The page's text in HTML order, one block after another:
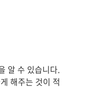
알 수 있습니다.
해주는 것이 적